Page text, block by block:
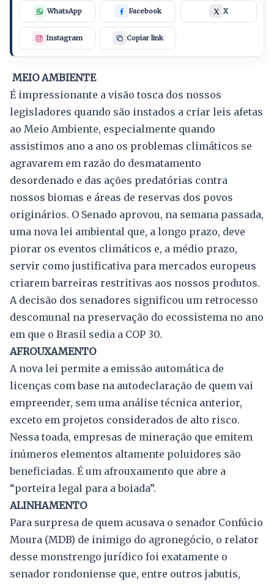
WhatsApp Facebook X
Instagram Copiar link
MEIO AMBIENTE
É impressionante a visão tosca dos nossos
legisladores quando são instados a criar leis afetas
ao Meio Ambiente, especialmente quando
assistimos ano a ano os problemas climáticos se
agravarem em razão do desmatamento
desordenado e das ações predatórias contra
nossos biomas e áreas de reservas dos povos
originários. O Senado aprovou, na semana passada,
uma nova lei ambiental que, a longo prazo, deve
piorar os eventos climáticos e, a médio prazo,
servir como justificativa para mercados europeus
criarem barreiras restritivas aos nossos produtos.
A decisão dos senadores significou um retrocesso
descomunal na preservação do ecossistema no ano
em que o Brasil sedia a COP 30.
AFROUXAMENTO
A nova lei permite a emissão automática de
licenças com base na autodeclaração de quem vai
empreender, sem uma análise técnica anterior,
exceto em projetos considerados de alto risco.
Nessa toada, empresas de mineração que emitem
inúmeros elementos altamente poluidores são
beneficiadas. É um afrouxamento que abre a
“porteira legal para a boiada”.
ALINHAMENTO
Para surpresa de quem acusava o senador Confúcio
Moura (MDB) de inimigo do agronegócio, o relator
desse monstrengo jurídico foi exatamente o
senador rondoniense que, entre outros jabutis,